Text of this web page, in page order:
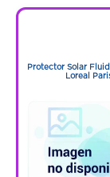
Protector Solar
Loreal